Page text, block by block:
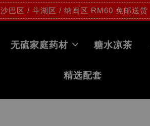
沙巴区 / 斗湖区 / 纳闽区 RM60 免邮送货
无硫家庭药材 糖水凉茶
精选配套